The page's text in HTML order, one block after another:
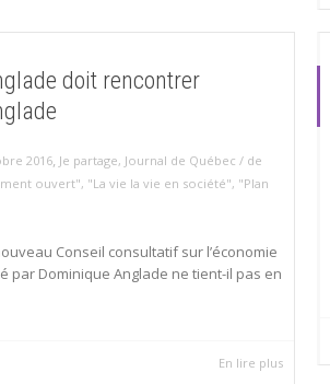
doit rencontrer
2016, Je partage, Journal de Québec / de
ouvert", "La vie la vie en société", "Plan
Conseil consultatif sur l’économie
par Dominique Anglade ne tient-il pas en
En lire plus